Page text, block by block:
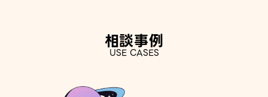
相談事例
USE CASES